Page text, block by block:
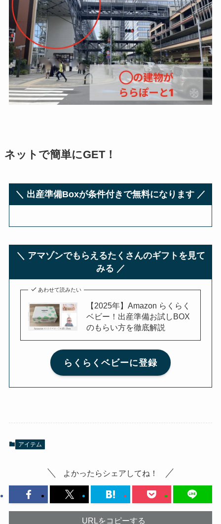
ネットで簡単にGET！
＼ 出産準備Boxが条件付きで無料になります ／
＼ アマゾンでもらえるたくさんのギフトを見て
みる ／
あわせて読みたい
【2025年】Amazon らくらく
ベビー！出産準備お試しBOX
のもらい方を徹底解説
らくらくベビーに登録
アイテム
よかったらシェアしてね！
URLをコピーする